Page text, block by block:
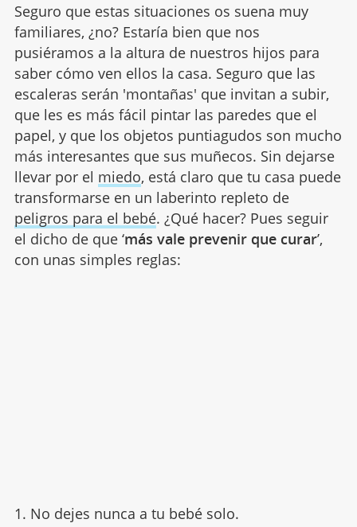
Seguro que estas situaciones os suena muy
familiares, ¿no? Estaría bien que nos
pusiéramos a la altura de nuestros hijos para
saber cómo ven ellos la casa. Seguro que las
escaleras serán 'montañas' que invitan a subir,
que les es más fácil pintar las paredes que el
papel, y que los objetos puntiagudos son mucho
más interesantes que sus muñecos. Sin dejarse
llevar por el miedo, está claro que tu casa puede
transformarse en un laberinto repleto de
peligros para el bebé. ¿Qué hacer? Pues seguir
el dicho de que ‘más vale prevenir que curar’,
con unas simples reglas:
1. No dejes nunca a tu bebé solo.